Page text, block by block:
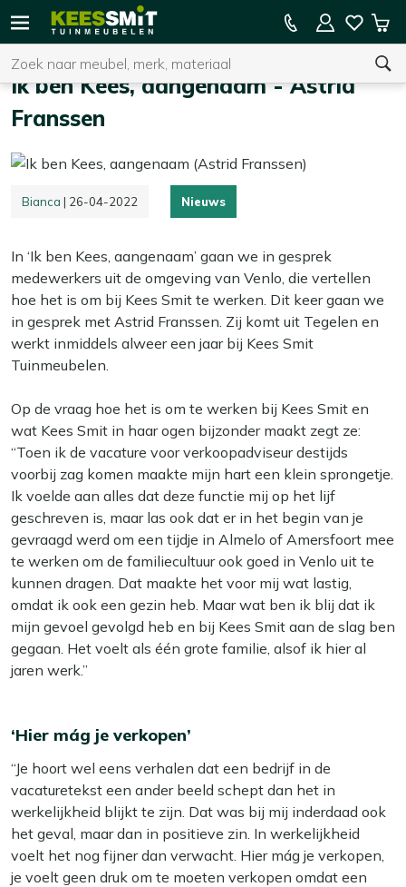
Kees
Tuinmeubelen
Zoeken
15% kassakorting op de hele collectie
Ik ben Kees, aangenaam - Astrid
Franssen
Bianca | 26-04-2022 Nieuws
In ‘Ik ben Kees, aangenaam’ gaan we in gesprek
medewerkers uit de omgeving van Venlo, die vertellen
hoe het is om bij Kees Smit te werken. Dit keer gaan we
in gesprek met Astrid Franssen. Zij komt uit Tegelen en
werkt inmiddels alweer een jaar bij Kees Smit
Tuinmeubelen.
Op de vraag hoe het is om te werken bij Kees Smit en
wat Kees Smit in haar ogen bijzonder maakt zegt ze:
“Toen ik de vacature voor verkoopadviseur destijds
voorbij zag komen maakte mijn hart een klein sprongetje.
Ik voelde aan alles dat deze functie mij op het lijf
geschreven is, maar las ook dat er in het begin van je
gevraagd werd om een tijdje in Almelo of Amersfoort mee
te werken om de familiecultuur ook goed in Venlo uit te
kunnen dragen. Dat maakte het voor mij wat lastig,
omdat ik ook een gezin heb. Maar wat ben ik blij dat ik
mijn gevoel gevolgd heb en bij Kees Smit aan de slag ben
gegaan. Het voelt als één grote familie, alsof ik hier al
jaren werk.”
‘Hier mág je verkopen’
“Je hoort wel eens verhalen dat een bedrijf in de
vacaturetekst een ander beeld schept dan het in
werkelijkheid blijkt te zijn. Dat was bij mij inderdaad ook
het geval, maar dan in positieve zin. In werkelijkheid
voelt het nog fijner dan verwacht. Hier mág je verkopen,
je voelt geen druk om te moeten verkopen omdat een